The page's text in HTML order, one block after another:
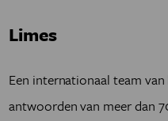
Limes
Een internationaal team
antwoorden van meer dan